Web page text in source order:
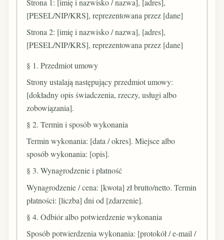
Strona 1: [imię i nazwisko / nazwa], [adres],
[PESEL/NIP/KRS], reprezentowana przez [dane]
Strona 2: [imię i nazwisko / nazwa], [adres],
[PESEL/NIP/KRS], reprezentowana przez [dane]
§ 1. Przedmiot umowy
Strony ustalają następujący przedmiot umowy:
[dokładny opis świadczenia, rzeczy, usługi albo
zobowiązania].
§ 2. Termin i sposób wykonania
Termin wykonania: [data / okres]. Miejsce albo
sposób wykonania: [opis].
§ 3. Wynagrodzenie i płatność
Wynagrodzenie / cena: [kwota] zł brutto/netto. Termin
płatności: [liczba] dni od [zdarzenie].
§ 4. Odbiór albo potwierdzenie wykonania
Sposób potwierdzenia wykonania: [protokół / e-mail /